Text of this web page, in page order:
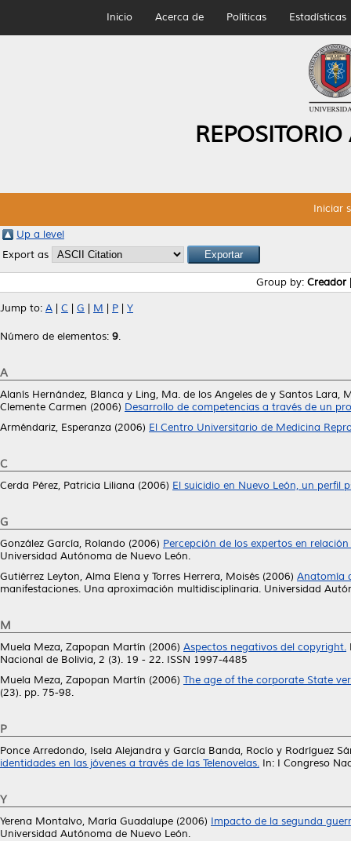
Inicio Acerca de Políticas Estadísticas
Iniciar
Up a level
Export as
Group by: Creador
Jump to: A C G M P Y
Número de elementos: 9.
A
Alanís Hernández, Blanca y Ling, Ma. de los Angeles de y Santos Lara,
Clemente Carmen (2006) Desarrollo de competencias a través de un
Arméndariz, Esperanza (2006) El Centro Universitario de Medicina
C
Cerda Pérez, Patricia Liliana (2006) El suicidio en Nuevo León, un perfil
G
González García, Rolando (2006) Percepción de los expertos en
Universidad Autónoma de Nuevo León.
Gutiérrez Leyton, Alma Elena y Torres Herrera, Moisés (2006) Anatomía
manifestaciones. Una aproximación multidisciplinaria. Universidad
M
Muela Meza, Zapopan Martín (2006) Aspectos negativos del copyright.
Nacional de Bolivia, 2 (3). 19 - 22. ISSN 1997-4485
Muela Meza, Zapopan Martín (2006) The age of the corporate State
(23). pp. 75-98.
P
Ponce Arredondo, Isela Alejandra y García Banda, Rocío y Rodríguez
identidades en las jóvenes a través de las Telenovelas. In: I Congreso
Y
Yerena Montalvo, María Guadalupe (2006) Impacto de la segunda
Universidad Autónoma de Nuevo León.